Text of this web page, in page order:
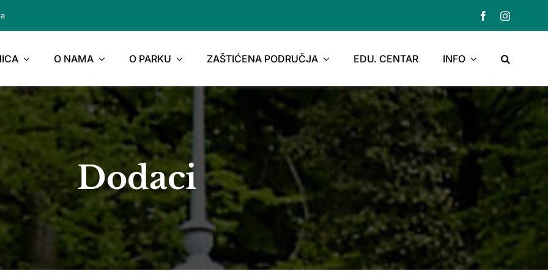
O NAMA O PARKU ZAŠTIĆENA PODRUČJA EDU. CENTAR INFO
Dodaci